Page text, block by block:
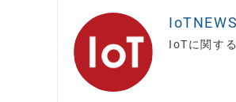
IoTに関す